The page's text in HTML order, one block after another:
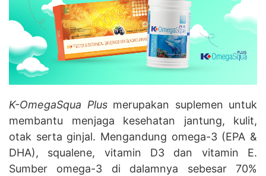
K-OmegaSqua Plusmerupakan suplemen untuk
membantu menjaga kesehatan jantung, kulit,
otak serta ginjal. Mengandung omega-3 (EPA &
DHA), squalene, vitamin D3 dan vitamin E.
Sumber omega-3 di dalamnya sebesar 70%